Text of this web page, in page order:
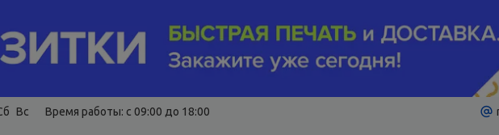
Вс Время работы: c 09:00 до 18:00